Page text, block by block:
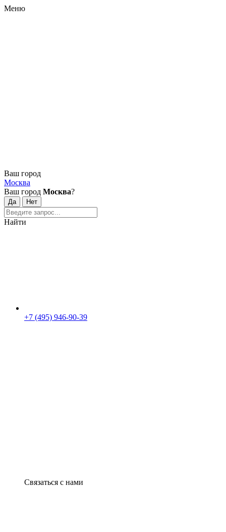
Меню
Ваш город
Москва
Ваш город Москва?
Найти
+7 (495) 946-90-39
Связаться с нами